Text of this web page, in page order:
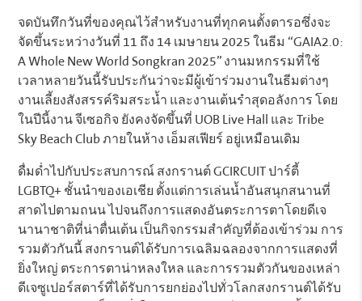
จดบันทึกวันที่ของคุณไว้สำหรับงานที่ทุกคนตั้งตารอซึ่งจะ
จัดขึ้นระหว่างวันที่ 11 ถึง 14 เมษายน 2025 ในธีม “GAIA2.0:
A Whole New World Songkran 2025” งานมหกรรมที่ใช้
เวลาหลายวันนี้รับประกันว่าจะมีผู้เข้าร่วมงานในธีมต่างๆ
งานเลี้ยงสังสรรค์ริมสระน้ำ และงานเต้นรำสุดอลังการ โดย
ในปีนี้งาน จีเซอกิจ ยังคงจัดขึ้นที่ UOB Live Hall และ Tribe
Sky Beach Club ภายในห้าง เอ็มสเฟียร์ อยู่เหมือนเดิม
ดื่มด่ำไปกับประสบการณ์ สงกรานต์ GCIRCUIT ปาร์ตี้
LGBTQ+ ชั้นนำของเอเชีย ตั้งแต่การเล่นน้ำอันสนุกสนานที่
สาดไปตามถนน ไปจนถึงการแสดงอันตระการตาโดยดีเจ
นานาชาติที่น่าตื่นเต้น เป็นกิจกรรมสำคัญที่ต้องเข้าร่วม การ
รวมตัวกันนี้ สงกรานต์ได้รับการเฉลิมฉลองจากการแสดงที่
ยิ่งใหญ่ ตระการตาน่าหลงใหล และการรวมตัวกันของเหล่า
ดีเจซูเปอร์สตาร์ที่ได้รับการยกย่องไปทั่วโลกสงกรานต์ได้รับ